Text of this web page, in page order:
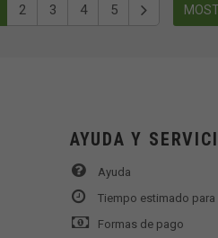
2 3 4 5
AYUDA Y
Ayuda
Tiempo estimado para
Formas de pago